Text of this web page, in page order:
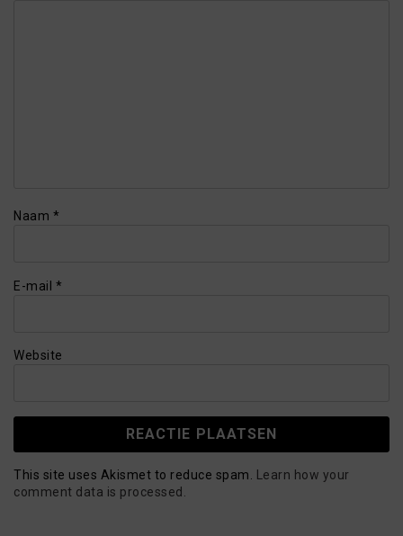
Naam *
E-mail *
Website
This site uses Akismet to reduce spam.
Learn how your
comment data is processed.